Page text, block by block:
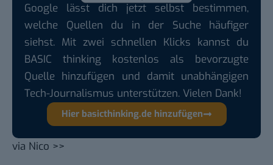
Google lässt dich jetzt selbst bestimmen,
welche Quellen du in der Suche häufiger
siehst. Mit zwei schnellen Klicks kannst du
BASIC thinking kostenlos als bevorzugte
Quelle hinzufügen und damit unabhängigen
Tech-Journalismus unterstützen. Vielen Dank!
Hier basicthinking.de hinzufügen
via Nico >>